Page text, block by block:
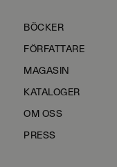
BÖCKER
FÖRFATTARE
MAGASIN
KATALOGER
OM OSS
PRESS